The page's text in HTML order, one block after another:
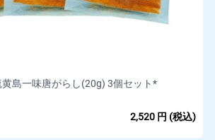
黄島一味唐がらし(20g) 3個セット*
2,520 円 (税込)